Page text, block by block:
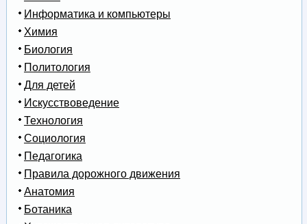
Информатика и компьютеры
Химия
Биология
Политология
Для детей
Искусствоведение
Технология
Социология
Педагогика
Правила дорожного движения
Анатомия
Ботаника